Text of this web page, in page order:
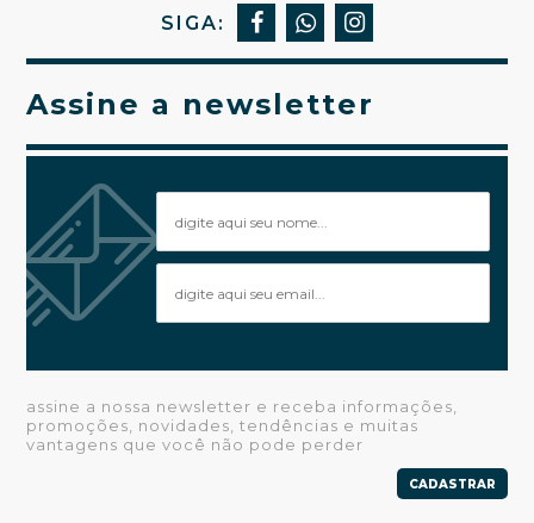
SIGA:
Assine a newsletter
assine a nossa newsletter e receba informações,
promoções, novidades, tendências e muitas
vantagens que você não pode perder
CADASTRAR